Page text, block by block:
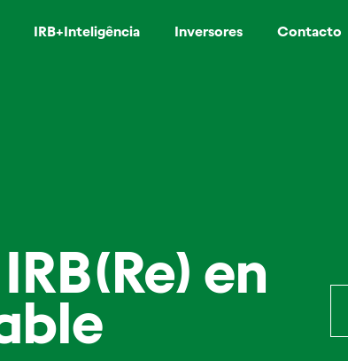
IRB+Inteligência Inversores Contacto
en